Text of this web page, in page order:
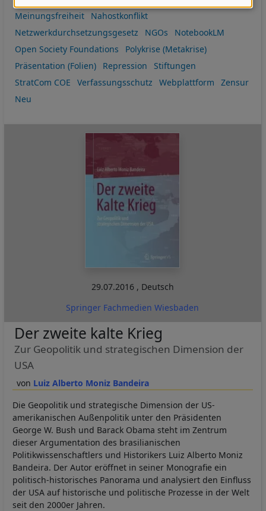
Meinungsfreiheit
Nahostkonflikt
Netzwerkdurchsetzungsgesetz
NGOs
NotebookLM
Open Society Foundations
Polykrise (Metakrise)
Präsentation (Folien)
Repression
Stiftungen
StratCom COE
Verfassungsschutz Webplattform
Zensur
Neu
29.07.2016 , Deutsch
Springer Fachmedien Wiesbaden
Luiz Alberto Moniz Bandeira
Der zweite kalte Krieg
Zur Geopolitik und strategischen Dimension der
USA
Die Geopolitik und strategische Dimension der US-
amerikanischen Außenpolitik unter den Präsidenten
George W. Bush und Barack Obama steht im Zentrum
dieser Argumentation des brasilianischen
Politikwissenschaftlers und Historikers Luiz Alberto Moniz
Bandeira. Der Autor eröffnet in seiner Monografie ein
politisch-historisches Panorama und analysiert den Einfluss
der USA auf historische und politische Prozesse in der Welt
seit den 2000er Jahren.
Daten
und
Cookies